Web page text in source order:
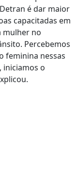
é dar maior
capacitadas em
mulher no
Percebemos
feminina nessas
iniciamos o